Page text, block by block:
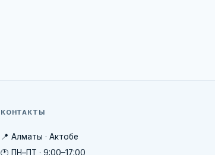
КОНТАКТЫ
📍 Алматы · Актобе
🕐 ПН–ПТ · 9:00–17:00